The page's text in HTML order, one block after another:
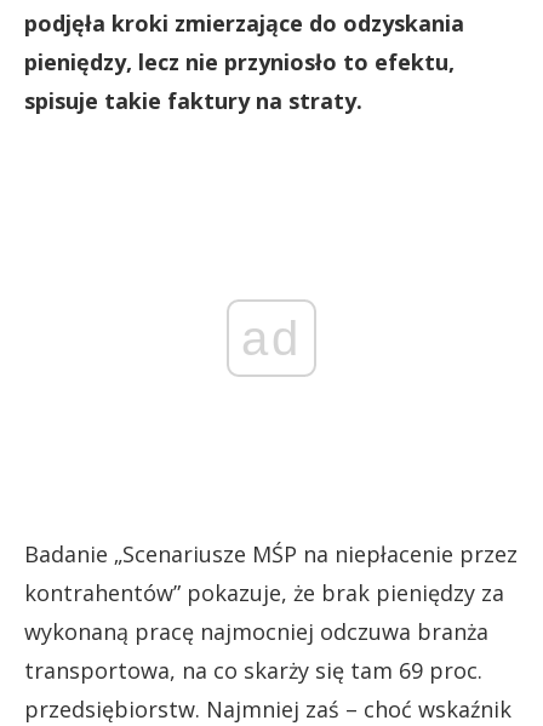
podjęła kroki zmierzające do odzyskania
pieniędzy, lecz nie przyniosło to efektu,
spisuje takie faktury na straty.
ad
Badanie „Scenariusze MŚP na niepłacenie przez
kontrahentów” pokazuje, że brak pieniędzy za
wykonaną pracę najmocniej odczuwa branża
transportowa, na co skarży się tam 69 proc.
przedsiębiorstw. Najmniej zaś – choć wskaźnik